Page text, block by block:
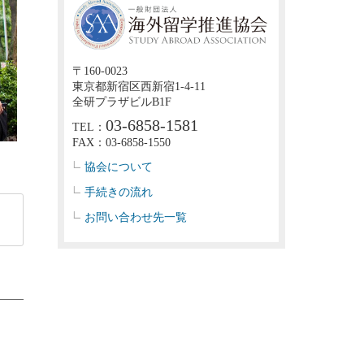
〒160-0023
東京都新宿区西新宿1-4-11
全研プラザビルB1F
TEL：03-6858-1581
FAX：03-6858-1550
協会について
手続きの流れ
お問い合わせ先一覧